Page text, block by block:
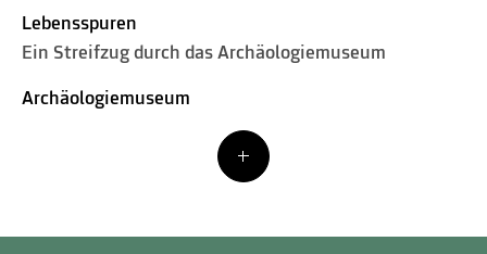
Lebensspuren
Ein Streifzug durch das Archäologiemuseum
Archäologiemuseum